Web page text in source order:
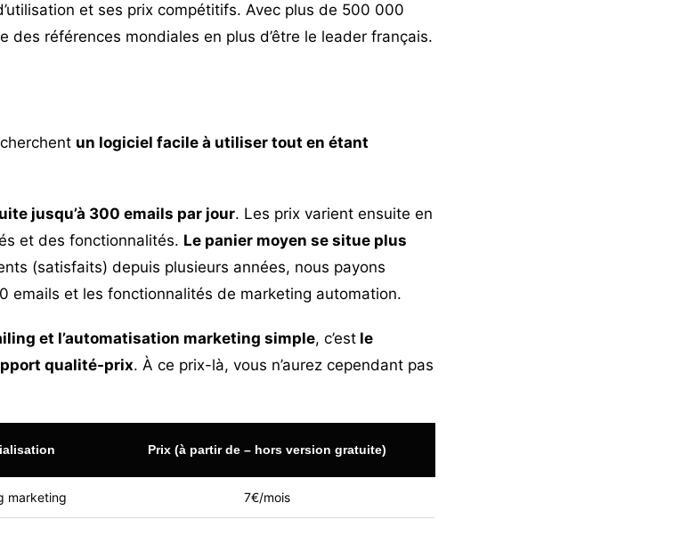
et ses prix compétitifs. Avec plus de 500 000
des références mondiales en plus d’être le leader français.
un logiciel facile à utiliser tout en étant
jusqu’à 300 emails par jour. Les prix varient ensuite en
et des fonctionnalités. Le panier moyen se situe plus
(satisfaits) depuis plusieurs années, nous payons
emails et les fonctionnalités de marketing automation.
et l’automatisation marketing simple, c’estle
qualité-prix. À ce prix-là, vous n’aurez cependant pas
Prix (à partir de – hors version gratuite)
marketing 7€/mois